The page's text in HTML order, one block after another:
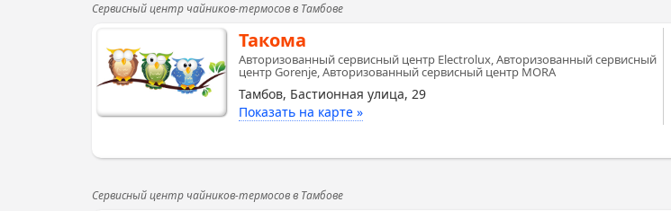
Сервисный центр чайников-термосов в Тамбове
Такома
Авторизованный сервисный центр Electrolux, Авторизованный сервисный
центр Gorenje, Авторизованный сервисный центр MORA
Тамбов, Бастионная улица, 29
Показать на карте »
Сервисный центр чайников-термосов в Тамбове